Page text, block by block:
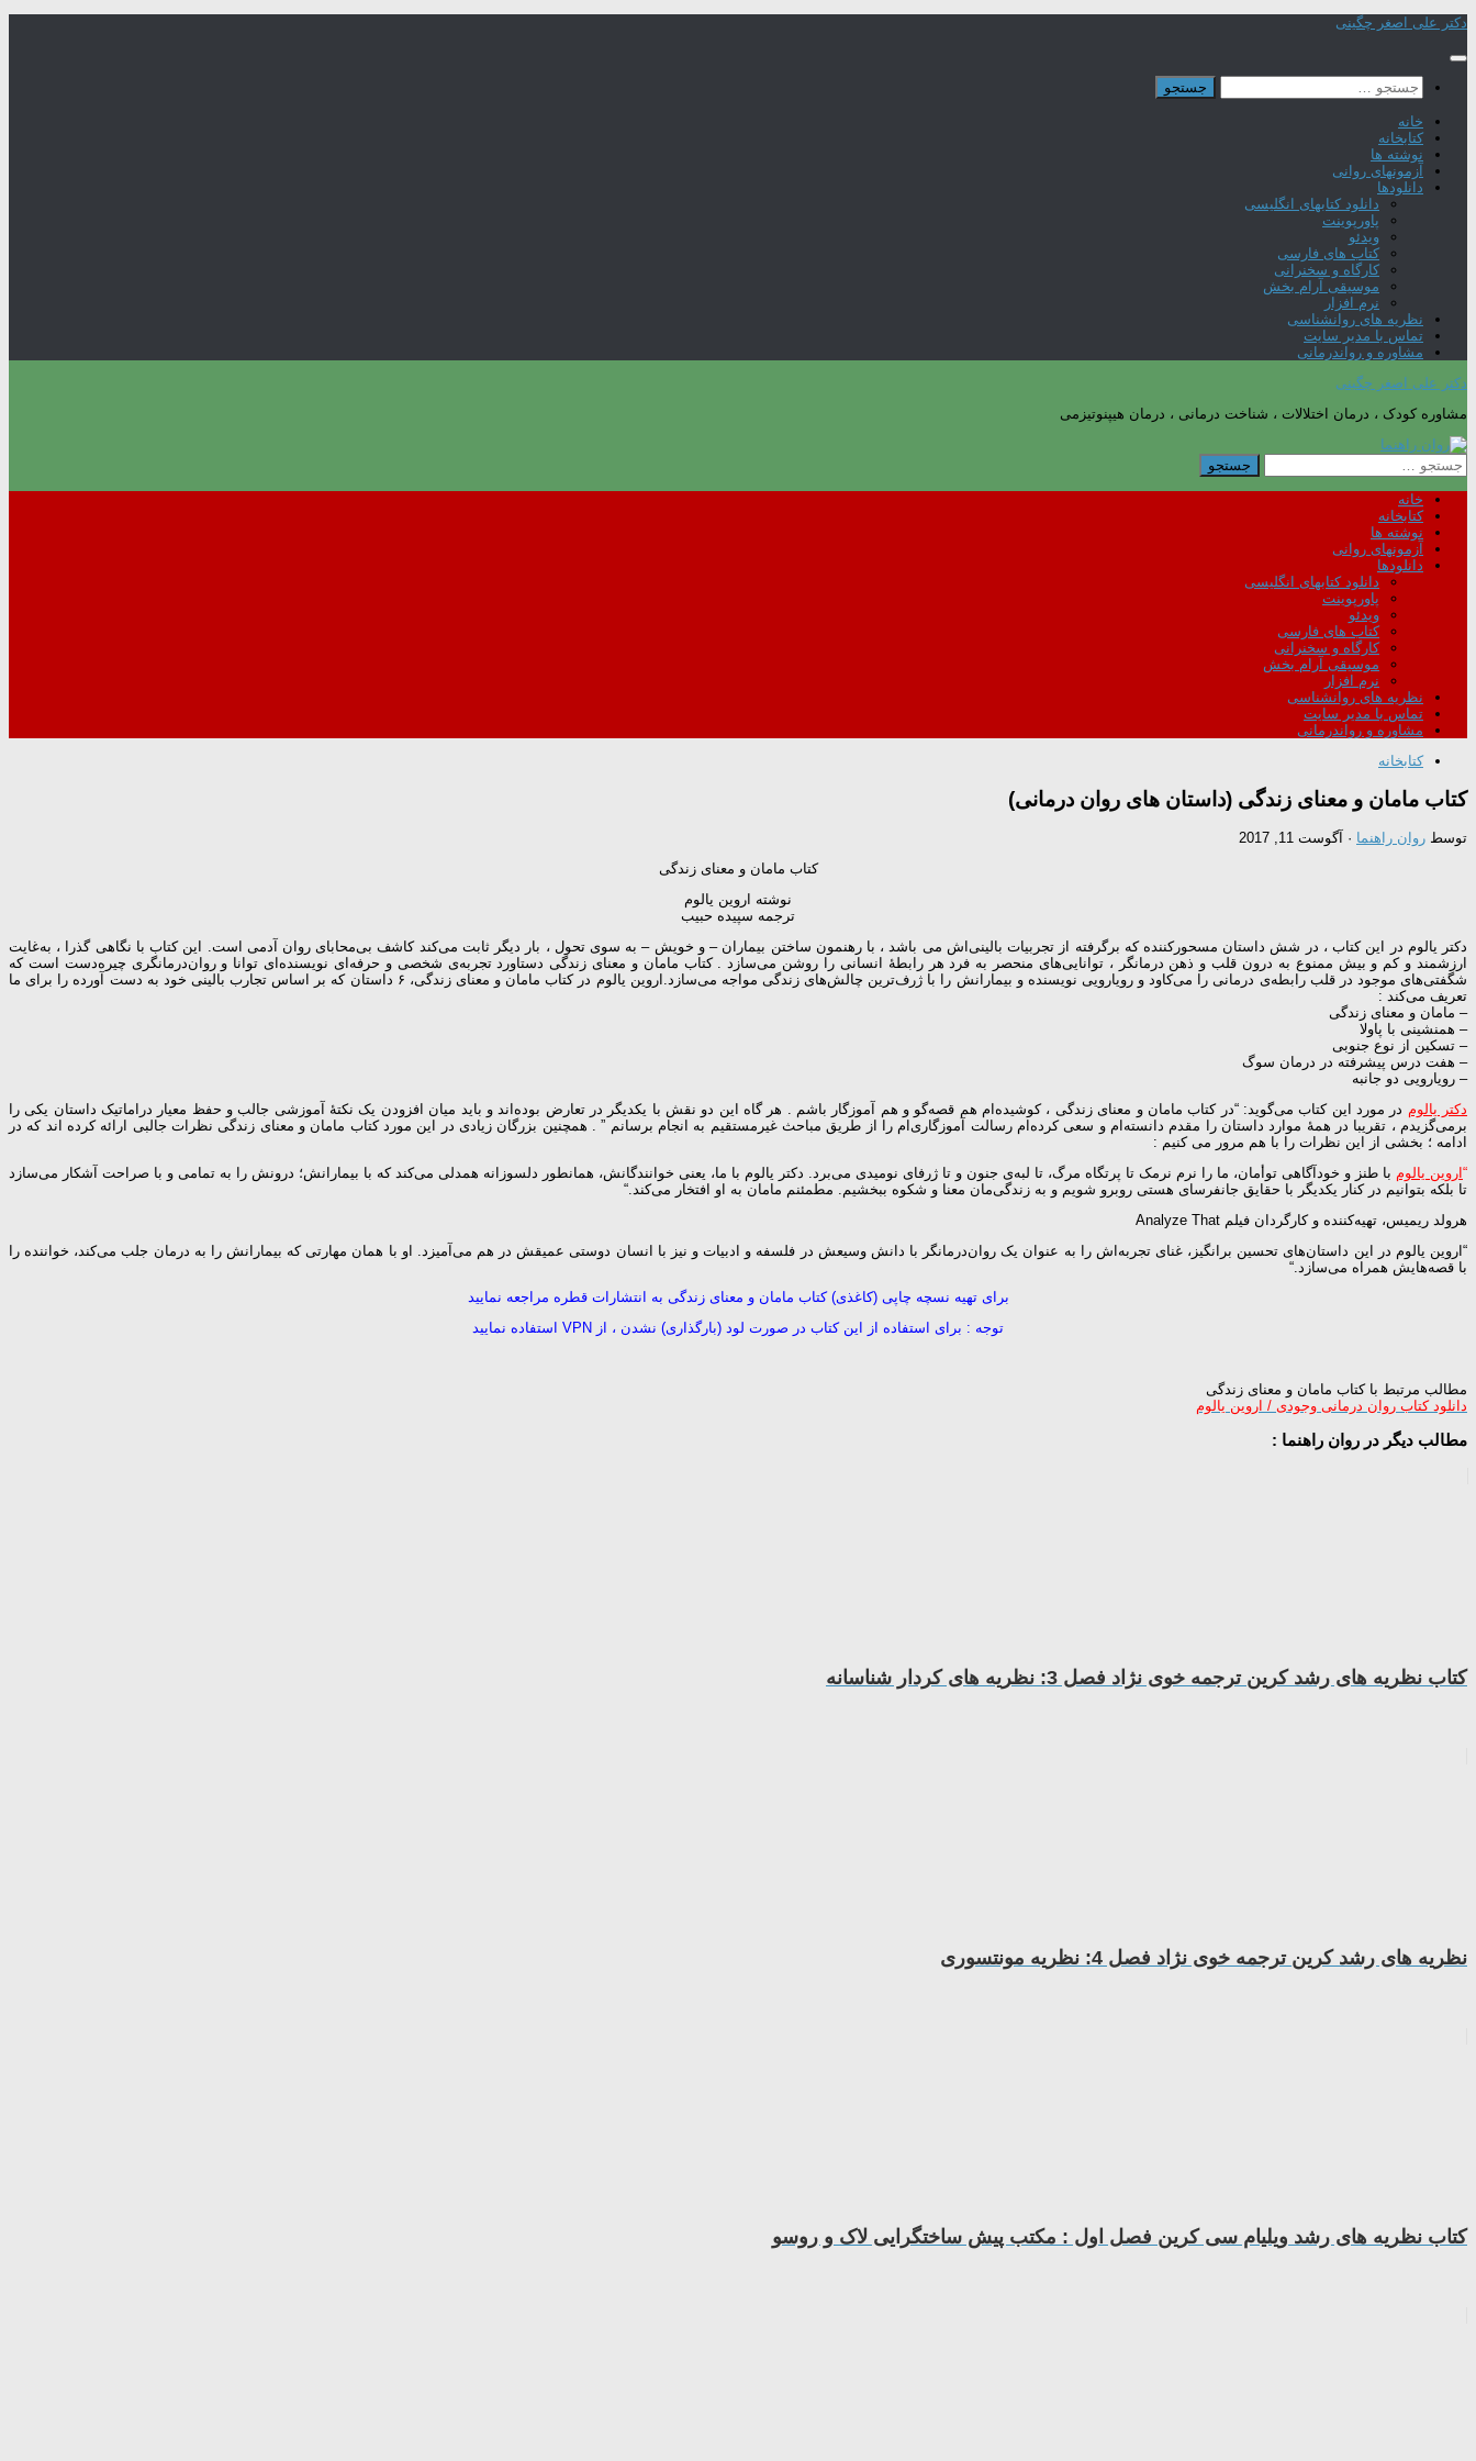
Skip
content
دکتر علی اصغر چگینی
جستجو
برای:
خانه
کتابخانه
نوشته ها
آزمونهای روانی
دانلودها
دانلود کتابهای انگلیسی
پاورپوینت
ویدئو
کتاب های فارسی
کارگاه و سخنرانی
موسیقی آرام بخش
نرم افزار
نظریه های روانشناسی
تماس با مدیر سایت
مشاوره و رواندرمانی
دکتر علی اصغر چگینی
مشاوره کودک ، درمان اختلالات ، شناخت درمانی ، درمان هیپنوتیزمی
جستجو
برای:
خانه
کتابخانه
نوشته ها
آزمونهای روانی
دانلودها
دانلود کتابهای انگلیسی
پاورپوینت
ویدئو
کتاب های فارسی
کارگاه و سخنرانی
موسیقی آرام بخش
نرم افزار
نظریه های روانشناسی
تماس با مدیر سایت
مشاوره و رواندرمانی
کتابخانه
کتاب مامان و معنای زندگی (داستان های روان درمانی)
توسط روان راهنما · آگوست 11, 2017
کتاب مامان و معنای زندگی
نوشته اروین یالوم
ترجمه سپیده حبیب
دکتر یالوم در این کتاب ، در شش داستان مسحورکننده که برگرفته از تجربیات بالینی‌اش می باشد ، با رهنمون ساختن بیماران – و خویش – به سوی تحول ، بار دیگر ثابت می‌کند کاشف بی‌محابای روان آدمی است. این کتاب با نگاهی گذرا ، به‌غایت
ارزشمند و کم و بیش ممنوع به درون قلب و ذهن درمانگر ، توانایی‌های منحصر به فرد هر رابطۀ انسانی را روشن می‌سازد . کتاب مامان و معنای زندگی دستاورد تجربه‌ی شخصی و حرفه‌ای نویسنده‌ای توانا و روان‌درمانگری چیره‌دست است که
شگفتی‌های موجود در قلب رابطه‌ی درمانی را می‌کاود و رویارویی نویسنده و بیمارانش را با ژرف‌ترین چالش‌های زندگی مواجه می‌سازد.اروین یالوم در کتاب مامان و معنای زندگی، ۶ داستان که بر اساس تجارب بالینی خود به دست آورده را برای ما
تعریف می‌کند :
– مامان و معنای زندگی
– همنشینی با پاولا
– تسکین از نوع جنوبی
– هفت درس پیشرفته در درمان سوگ
– رویارویی دو جانبه
دکتر یالوم در مورد این کتاب می‌گوید: “در کتاب مامان و معنای زندگی ، کوشیده‌ام هم قصه‌گو و هم آموزگار باشم . هر گاه این دو نقش با یکدیگر در تعارض بوده‌اند و باید میان افزودن یک نکتۀ آموزشی جالب و حفظ معیار دراماتیک داستان یکی را
برمی‌گزیدم ، تقریبا در همۀ موارد داستان را مقدم دانسته‌ام و سعی کرده‌ام رسالت آموزگاری‌ام را از طریق مباحث غیرمستقیم به انجام برسانم ” . همچنین بزرگان زیادی در این مورد کتاب مامان و معنای زندگی نظرات جالبی ارائه کرده اند که در
ادامه ؛ بخشی از این نظرات را با هم مرور می کنیم :
“اروین یالوم با طنز و خودآگاهی توأمان، ما را نرم نرمک تا پرتگاه مرگ، تا لبه‌ی جنون و تا ژرفای نومیدی می‌برد. دکتر یالوم با ما، یعنی خوانندگانش، همانطور دلسوزانه همدلی می‌کند که با بیمارانش؛ درونش را به تمامی و با صراحت آشکار می‌سازد
تا بلکه بتوانیم در کنار یکدیگر با حقایق جانفرسای هستی روبرو شویم و به زندگی‌مان معنا و شکوه ببخشیم. مطمئنم مامان به او افتخار می‌کند.“
هرولد ریمیس، تهیه‌کننده و کارگردان فیلم Analyze That
“اروین یالوم در این داستان‌های تحسین‌ برانگیز، غنای تجربه‌اش را به عنوان یک روان‌درمانگر با دانش وسیعش در فلسفه و ادبیات و نیز با انسان دوستی عمیقش در هم می‌آمیزد. او با همان مهارتی که بیمارانش را به درمان جلب می‌کند، خواننده را
با قصه‌هایش همراه می‌سازد.“
برای تهیه نسچه چاپی (کاغذی) کتاب مامان و معنای زندگی به انتشارات قطره مراجعه نمایید
توجه : برای استفاده از این کتاب در صورت لود (بارگذاری) نشدن ، از VPN استفاده نمایید
مطالب مرتبط با کتاب مامان و معنای زندگی
دانلود کتاب روان درمانی وجودی / اروین یالوم
مطالب دیگر در روان راهنما :
کتاب نظریه های رشد کرین ترجمه خوی نژاد فصل 3: نظریه های کردار شناسانه
نظریه های رشد کرین ترجمه خوی نژاد فصل 4: نظریه مونتسوری
کتاب نظریه های رشد ویلیام سی کرین فصل اول : مکتب پیش ساختگرایی لاک و روسو